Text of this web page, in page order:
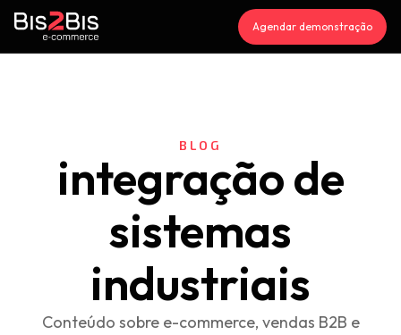
Agendar demonstração
BLOG
integração de
sistemas
industriais
Conteúdo sobre e-commerce, vendas B2B e